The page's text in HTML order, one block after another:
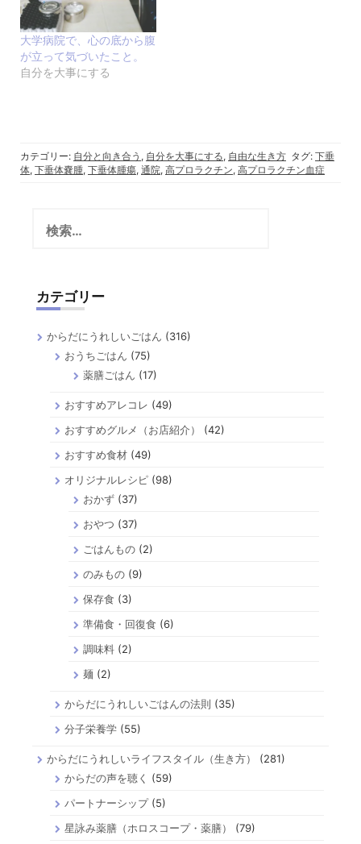
大学病院で、心の底から腹
が立って気づいたこと。
自分を大事にする
カテゴリー: 自分と向き合う , 自分を大事にする, 自由な生き方 タグ: 下垂
体, 下垂体嚢腫, 下垂体腫瘍, 通院, 高プロラクチン, 高プロラクチン血症
カテゴリー
からだにうれしいごはん (316)
おうちごはん (75)
薬膳ごはん (17)
おすすめアレコレ (49)
おすすめグルメ（お店紹介）
(42)
おすすめ食材 (49)
オリジナルレシピ (98)
おかず(37)
おやつ (37)
ごはんもの(2)
のみもの(9)
保存食 (3)
準備食・回復食 (6)
調味料(2)
麺 (2)
からだにうれしいごはんの法則 (35)
分子栄養学 (55)
からだにうれしいライフスタイル（生き方）
(281)
からだの声を聴く
(59)
パートナーシップ(5)
星詠み薬膳（ホロスコープ・薬膳）
(79)